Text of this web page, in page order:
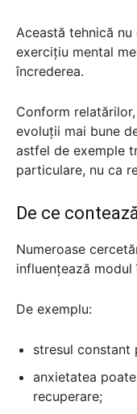
Această tehnică
exercițiu mental
încrederea.
Conform
evoluții mai bune
astfel de exemple
particulare, nu ca
De ce
Numeroase
influențează
De exemplu:
stresul constant
anxietatea
recuperare;